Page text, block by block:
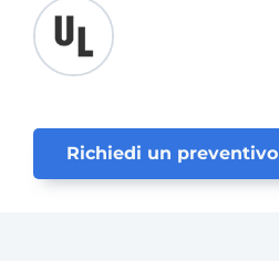
Richiedi un preventivo